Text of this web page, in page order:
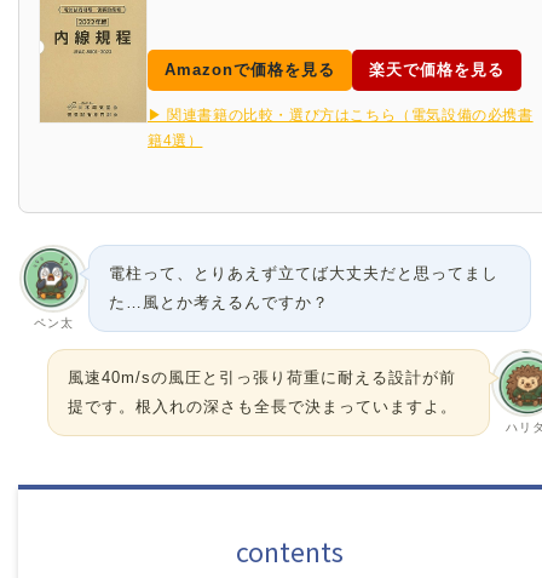
Amazonで価格を見る 楽天で価格を見る
▶ 関連書籍の比較・選び方はこちら（電気設備の必携書
籍4選）
ペン太
電柱って、とりあえず立てば大丈夫だと思ってまし
た…風とか考えるんですか？
ハリ
風速40m/sの風圧と引っ張り荷重に耐える設計が前
提です。根入れの深さも全長で決まっていますよ。
contents